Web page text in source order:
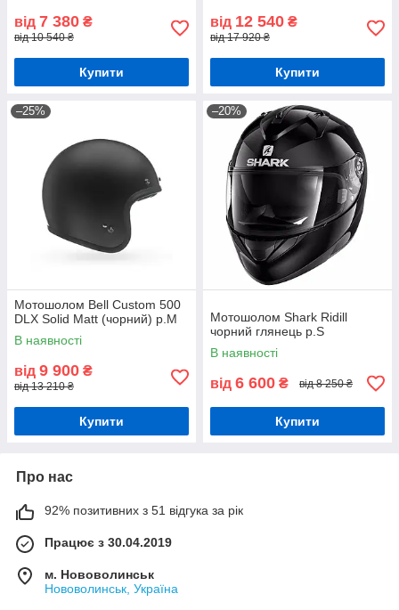
від 7 380 ₴
від 10 540 ₴
Купити
від 12 540 ₴
від 17 920 ₴
Купити
–25%
Мотошолом Bell Custom 500
DLX Solid Matt (чорний) р.М
В наявності
від 9 900 ₴
від 13 210 ₴
Купити
–20%
Мотошолом Shark Ridill
чорний глянець р.S
В наявності
від 6 600 ₴ від 8 250 ₴
Купити
Про нас
92% позитивних з 51 відгука за рік
Працює з 30.04.2019
м. Нововолинськ
Нововолинськ, Україна